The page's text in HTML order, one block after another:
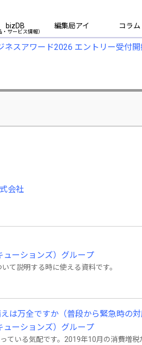
bizDB 編集局アイ コラム
ネスアワード2026 エントリー受付
会社
ーションズ）グループ
て説明する時に使える資料です。
は万全ですか（普段から緊急時の対
ーションズ）グループ
ている気配です。2019年10月の消費増